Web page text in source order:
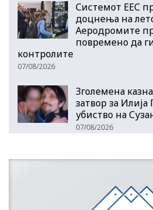
Системот ЕЕС
доцнења на
Аеродромите
повремено да
контролите
07/08/2026
Зголемена
затвор за
убиство на
07/08/2026